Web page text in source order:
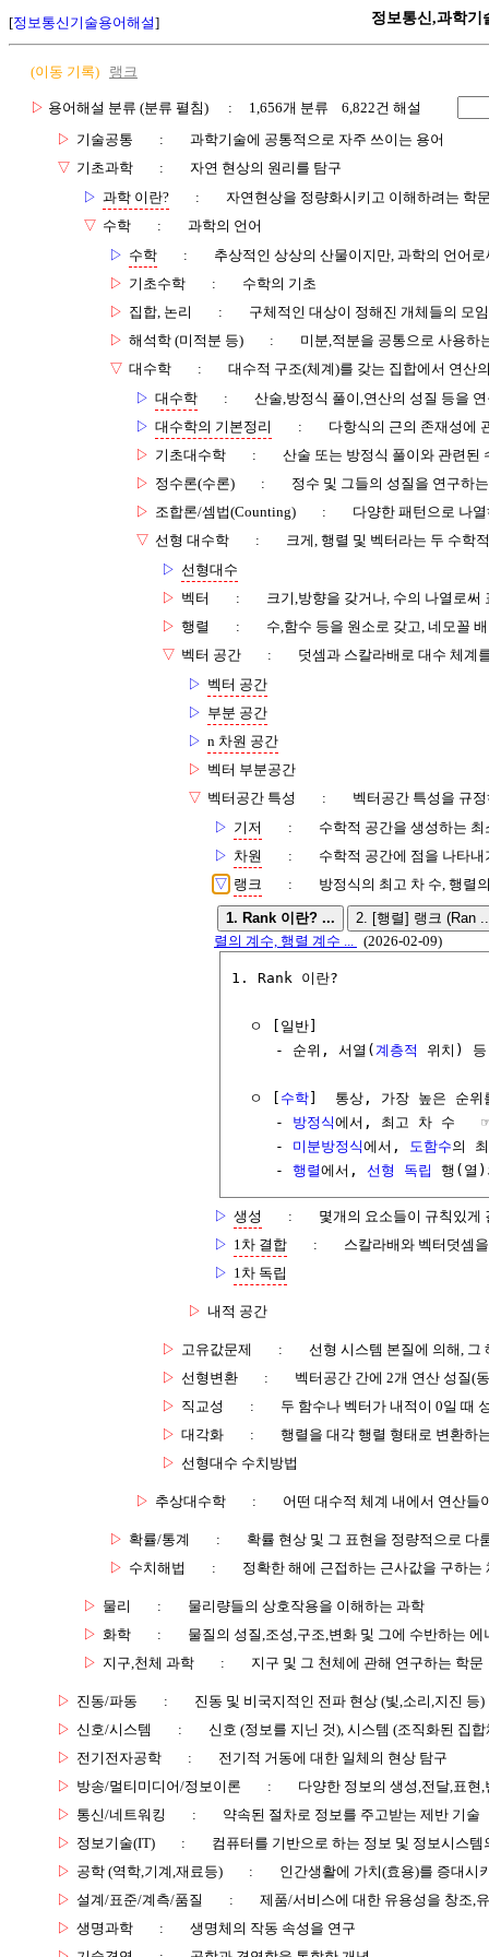
[정보통신기술용어해설] 정보통신,과학기
(이동 기록) 랭크
▷ 용어해설 분류 (분류 펼침)
: 1,656개 분류 6,822건 해설
▷ 기술공통 :
과학기술에 공통적으로 자주 쓰이는 용어
▽ 기초과학 :
자연 현상의 원리를 탐구
▷ 과학 이란? :
자연현상을 정량화시키고 이해하려는 학
▽ 수학 :
과학의 언어
▷ 수학 :
추상적인 상상의 산물이지만, 과학의 언어
▷ 기초수학 :
수학의 기초
▷ 집합, 논리 :
구체적인 대상이 정해진 개체들의 모
▷ 해석학 (미적분 등) :
미분,적분을 공통으로 사용하
▽ 대수학 :
대수적 구조(체계)를 갖는 집합에서 연산
▷ 대수학 :
산술,방정식 풀이,연산의 성질 등을
▷ 대수학의 기본정리 :
다항식의 근의 존재성에
▷ 기초대수학 :
산술 또는 방정식 풀이와 관련된
▷ 정수론(수론) :
정수 및 그들의 성질을 연구하
▷ 조합론/셈법(Counting) :
다양한 패턴으로 나
▽ 선형 대수학 :
크게, 행렬 및 벡터라는 두 수학
▷ 선형대수
▷ 벡터 :
크기,방향을 갖거나, 수의 나열로써
▷ 행렬 :
수,함수 등을 원소로 갖고, 네모꼴
▽ 벡터 공간 :
덧셈과 스칼라배로 대수 체계
▷ 벡터 공간
▷ 부분 공간
▷ n 차원 공간
▷ 벡터 부분공간
▽ 벡터공간 특성 :
벡터공간 특성을 규
▷ 기저 :
수학적 공간을 생성하는 최
▷ 차원 :
수학적 공간에 점을 나타
▽ 랭크 : 방정식의 최고 차 수, 행렬
1. Rank 이란? ...
2. [행렬] 랭크 (Ran
렬의 계수, 행렬 계수 ...
(2026-02-09)
1. Rank 이란?
  ㅇ [일반]
     - 순위, 서열(
계층적 위치) 등
  ㅇ [
수학]  통상, 가장 높은 순위
     -
방정식에서, 최고 차 수
     -
미분방정식에서, 도함수의
     -
행렬에서, 선형 독립 행(열)
▷ 생성 :
몇개의 요소들이 규칙있게
▷ 1차 결합 :
스칼라배와 벡터덧셈
▷ 1차 독립
▷ 내적 공간
▷ 고유값문제 :
선형 시스템 본질에 의해, 그
▷ 선형변환 :
벡터공간 간에 2개 연산 성질(
▷ 직교성 :
두 함수나 벡터가 내적이 0일 때
▷ 대각화 :
행렬을 대각 행렬 형태로 변환하
▷ 선형대수 수치방법
▷ 추상대수학 : 어떤 대수적 체계 내에서 연산들
▷ 확률/통계 :
확률 현상 및 그 표현을 정량적으로 다
▷ 수치해법 : 정확한 해에 근접하는 근사값을 구하는
▷ 물리 :
물리량들의 상호작용을 이해하는 과학
▷ 화학 :
물질의 성질,조성,구조,변화 및 그에 수반하는
▷ 지구,천체 과학 : 지구 및 그 천체에 관해 연구하는 학문
▷ 진동/파동 :
진동 및 비국지적인 전파 현상 (빛,소리,지진 등)
▷ 신호/시스템 :
신호 (정보를 지닌 것), 시스템 (조직화된 집합
▷ 전기전자공학 :
전기적 거동에 대한 일체의 현상 탐구
▷ 방송/멀티미디어/정보이론 :
다양한 정보의 생성,전달,표현
▷ 통신/네트워킹 :
약속된 절차로 정보를 주고받는 제반 기술
▷ 정보기술(IT) :
컴퓨터를 기반으로 하는 정보 및 정보시스템
▷ 공학 (역학,기계,재료등) :
인간생활에 가치(효용)를 증대시
▷ 설계/표준/계측/품질 :
제품/서비스에 대한 유용성을 창조,
▷ 생명과학 :
생명체의 작동 속성을 연구